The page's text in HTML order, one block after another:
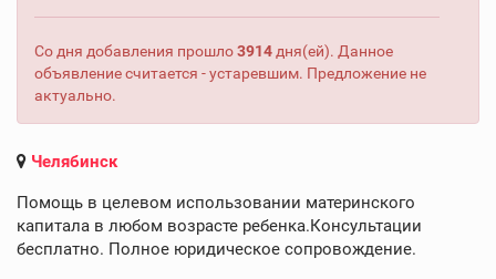
Со дня добавления прошло3914 дня(ей). Данное
объявление считается - устаревшим. Предложение не
актуально.
Челябинск
Помощь в целевом использовании материнского
капитала в любом возрасте ребенка.Консультации
бесплатно. Полное юридическое сопровождение.